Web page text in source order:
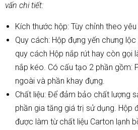
vấn chi tiết:
Kích thước hộp: Tùy chỉnh theo
Quy cách: Hộp đựng yến chưng
quy cách Hộp nắp rút hay còn gọi
nắp kéo. Có cấu tạo 2 phần gồm:
ngoài và phần khay đựng.
Chất liệu: Để đảm bảo chất lượng
phần gia tăng giá trị sử dụng. Hộp
được làm từ chất liệu Carton lạnh